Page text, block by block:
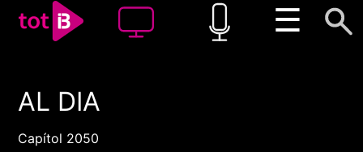
☰
00:00
AL DIA
Capítol 2050